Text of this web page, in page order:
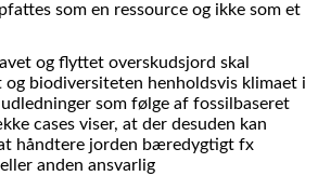
som en ressource og ikke som et
og flyttet overskudsjord skal
og biodiversiteten henholdsvis klimaet i
som følge af fossilbaseret
cases viser, at der desuden kan
håndtere jorden bæredygtigt fx
anden ansvarlig